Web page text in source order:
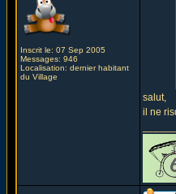
Inscrit le: 07 Sep 2005
Messages: 946
Localisation: dernier habitant
du Village
salut,
il ne